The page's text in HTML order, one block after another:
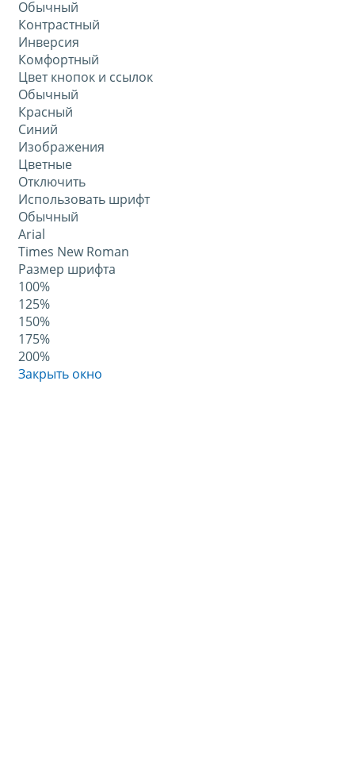
Обычный
Контрастный
Инверсия
Комфортный
Цвет кнопок и ссылок
Обычный
Красный
Синий
Изображения
Цветные
Отключить
Использовать шрифт
Обычный
Arial
Times New Roman
Размер шрифта
100%
125%
150%
175%
200%
Закрыть окно